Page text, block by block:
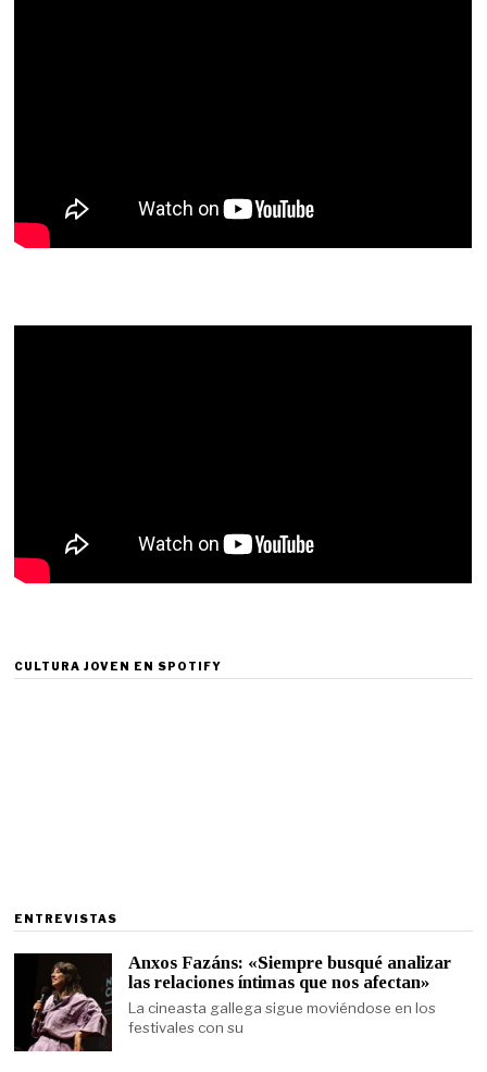
CULTURA JOVEN EN SPOTIFY
ENTREVISTAS
Anxos Fazáns: «Siempre busqué analizar
las relaciones íntimas que nos afectan»
La cineasta gallega sigue moviéndose en los
festivales con su